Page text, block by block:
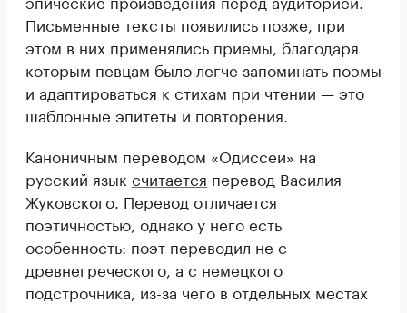
Письменные тексты появились позже, при
этом в них применялись приемы, благодаря
которым певцам было легче запоминать поэмы
и адаптироваться к стихам при чтении — это
шаблонные эпитеты и повторения.
Каноничным переводом «Одиссеи» на
русский язык считается перевод Василия
Жуковского. Перевод отличается
поэтичностью, однако у него есть
особенность: поэт переводил не с
древнегреческого, а с немецкого
подстрочника, из-за чего в отдельных местах